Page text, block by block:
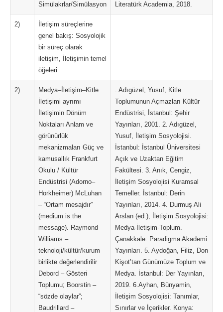
Simülakrlar/Simülasyon Literatürk Academia, 2018.
2)
İletişim süreçlerine
genel bakış: Sosyolojik
bir süreç olarak
iletişim, İletişimin temel
öğeleri
2)
Medya–İletişim–Kitle
İletişimi ayrımı
İletişimin Dönüm
Noktaları Anlam ve
görünürlük
mekanizmaları Güç ve
kamusallık Frankfurt
Okulu / Kültür
Endüstrisi (Adorno–
Horkheimer) McLuhan
– “Ortam mesajdır”
(medium is the
message). Raymond
Williams –
teknoloji/kültür/kurum
birlikte değerlendirilir
Debord – Gösteri
Toplumu; Boorstin –
“sözde olaylar”;
Baudrillard –
. Adıgüzel, Yusuf, Kitle
Toplumunun Açmazları Kültür
Endüstrisi, İstanbul: Şehir
Yayınları, 2001. 2. Adıgüzel,
Yusuf, İletişim Sosyolojisi.
İstanbul: İstanbul Üniversitesi
Açık ve Uzaktan Eğitim
Fakültesi. 3. Anık, Cengiz,
İletişim Sosyolojisi Kuramsal
Temeller. İstanbul: Derin
Yayınları, 2014. 4. Durmuş Ali
Arslan (ed.), İletişim Sosyolojisi:
Medya-İletişim-Toplum.
Çanakkale: Paradigma Akademi
Yayınları. 5. Aydoğan, Filiz, Don
Kişot’tan Günümüze Toplum ve
Medya. İstanbul: Der Yayınları,
2019. 6.Ayhan, Bünyamin,
İletişim Sosyolojisi: Tanımlar,
Sınırlar ve İçerikler. Konya: